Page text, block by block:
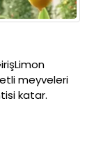
meyveleri
katar.